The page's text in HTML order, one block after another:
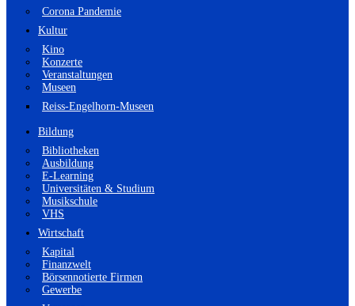
Corona Pandemie
Kultur
Kino
Konzerte
Veranstaltungen
Museen
Reiss-Engelhorn-Museen
Bildung
Bibliotheken
Ausbildung
E-Learning
Universitäten & Studium
Musikschule
VHS
Wirtschaft
Kapital
Finanzwelt
Börsennotierte Firmen
Gewerbe